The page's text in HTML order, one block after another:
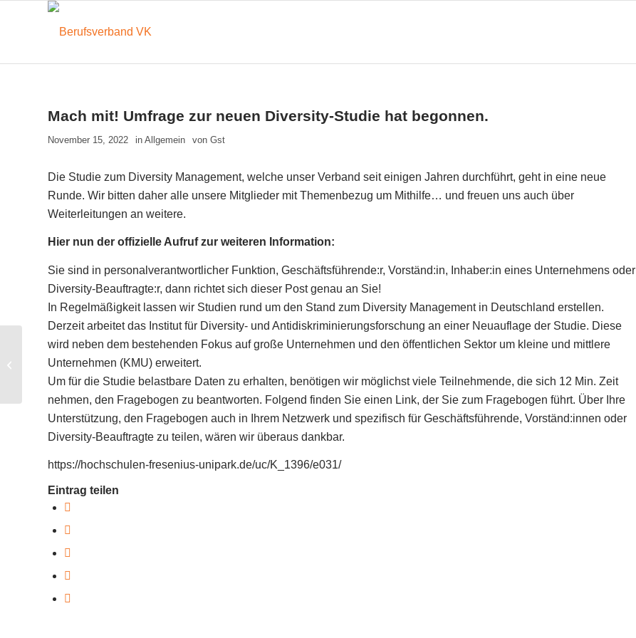
Mach mit! Umfrage zur neuen Diversity-Studie hat begonnen.
November 15, 2022 in Allgemein von Gst
Die Studie zum Diversity Management, welche unser Verband seit einigen Jahren durchführt, geht in eine neue
Runde. Wir bitten daher alle unsere Mitglieder mit Themenbezug um Mithilfe… und freuen uns auch über
Weiterleitungen an weitere.
Hier nun der offizielle Aufruf zur weiteren Information:
Sie sind in personalverantwortlicher Funktion, Geschäftsführende:r, Vorständ:in, Inhaber:in eines Unternehmens oder
Diversity-Beauftragte:r, dann richtet sich dieser Post genau an Sie!
In Regelmäßigkeit lassen wir Studien rund um den Stand zum Diversity Management in Deutschland erstellen.
Derzeit arbeitet das Institut für Diversity- und Antidiskriminierungsforschung an einer Neuauflage der Studie. Diese
wird neben dem bestehenden Fokus auf große Unternehmen und den öffentlichen Sektor um kleine und mittlere
Unternehmen (KMU) erweitert.
Um für die Studie belastbare Daten zu erhalten, benötigen wir möglichst viele Teilnehmende, die sich 12 Min. Zeit
nehmen, den Fragebogen zu beantworten. Folgend finden Sie einen Link, der Sie zum Fragebogen führt. Über Ihre
Unterstützung, den Fragebogen auch in Ihrem Netzwerk und spezifisch für Geschäftsführende, Vorständ:innen oder
Diversity-Beauftragte zu teilen, wären wir überaus dankbar.
https://hochschulen-fresenius-unipark.de/uc/K_1396/e031/
Eintrag teilen
FG Young
Professionals:
Fachtagung in Köln